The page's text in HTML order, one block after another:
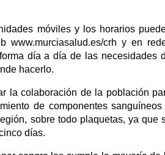
móviles y los horarios
www.murciasalud.es/crh y en
día a día de las necesidades
hacerlo.
la colaboración de la población
de componentes sanguíneos
sobre todo plaquetas, ya que
días.